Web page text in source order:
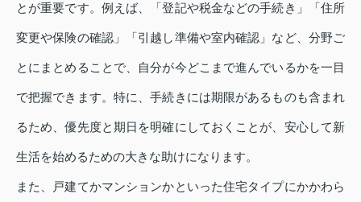
とが重要です。例えば、「登記や税金などの手続き」「住所
変更や保険の確認」「引越し準備や室内確認」など、分野ご
とにまとめることで、自分が今どこまで進んでいるかを一目
で把握できます。特に、手続きには期限があるものも含まれ
るため、優先度と期日を明確にしておくことが、安心して新
生活を始めるための大きな助けになります。
また、戸建てかマンションかといった住宅タイプにかかわら